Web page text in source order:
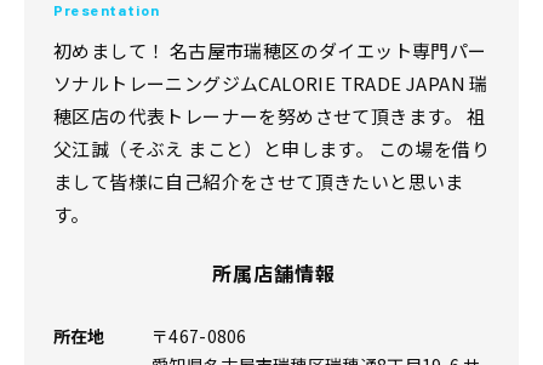
Presentation
初めまして！ 名古屋市瑞穂区のダイエット専門パー
ソナルトレーニングジムCALORIE TRADE JAPAN 瑞
穂区店の代表トレーナーを努めさせて頂きます。 祖
父江誠（そぶえ まこと）と申します。 この場を借り
まして皆様に自己紹介をさせて頂きたいと思いま
す。
所属店舗情報
所在地
〒467-0806